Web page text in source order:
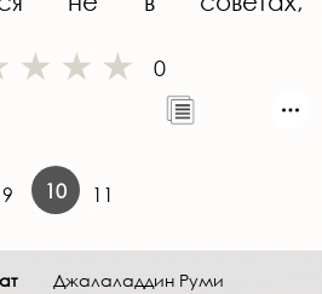
0
9 10 11
Джалаладдин Руми